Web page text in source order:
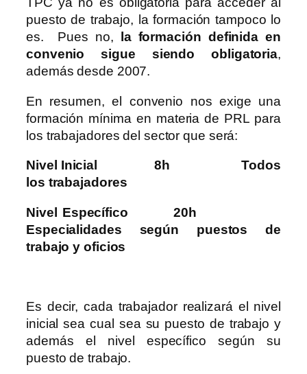
puesto de trabajo, la formación tampoco lo
es. Pues no,
la formación definida en
convenio sigue siendo obligatoria,
además desde 2007.
En resumen, el convenio nos exige una
formación mínima en materia de PRL para
los trabajadores del sector que será:
Nivel Inicial 8h Todos
los trabajadores
Nivel Específico 20h
Especialidades según puestos de
trabajo y oficios
Es decir, cada trabajador realizará el nivel
inicial sea cual sea su puesto de trabajo y
además el nivel específico según su
puesto de trabajo.